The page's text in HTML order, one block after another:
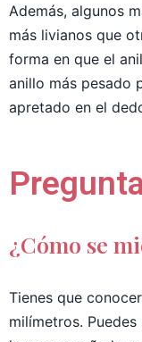
Además, algunos
más livianos que
forma en que el
anillo más pesado
apretado en el
¿Cómo se
Tienes que
milímetros.